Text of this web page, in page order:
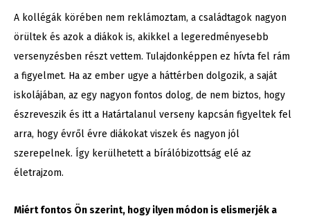
A kollégák körében nem reklámoztam, a családtagok nagyon
örültek és azok a diákok is, akikkel a legeredményesebb
versenyzésben részt vettem. Tulajdonképpen ez hívta fel rám
a figyelmet. Ha az ember ugye a háttérben dolgozik, a saját
iskolájában, az egy nagyon fontos dolog, de nem biztos, hogy
észreveszik és itt a Határtalanul verseny kapcsán figyeltek fel
arra, hogy évről évre diákokat viszek és nagyon jól
szerepelnek. Így kerülhetett a bírálóbizottság elé az
életrajzom.
Miért fontos Ön szerint, hogy ilyen módon is elismerjék a